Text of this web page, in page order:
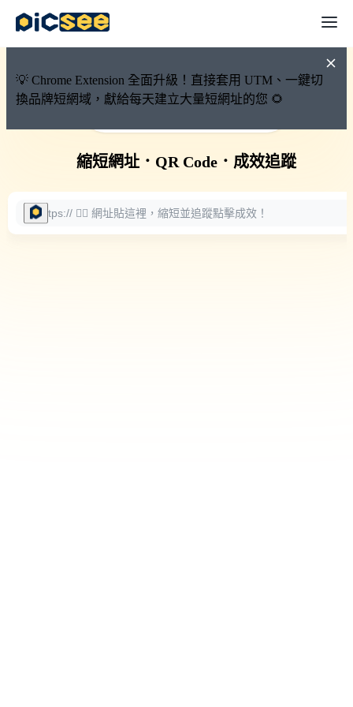
💡 Chrome Extension 全面升級！直接套用 UTM、一鍵切
換品牌短網域，獻給每天建立大量短網址的您 🌻
🚀 PicSee 短網址永久有效
縮短網址． QR Code． 成效追蹤